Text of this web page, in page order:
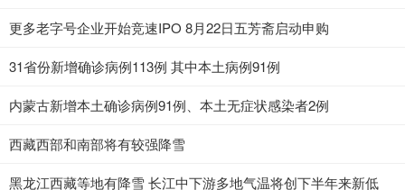
更多老字号企业开始竞速IPO 8月22日五芳斋启动申购
31省份新增确诊病例113例 其中本土病例91例
内蒙古新增本土确诊病例91例、本土无症状感染者2例
西藏西部和南部将有较强降雪
黑龙江西藏等地有降雪 长江中下游多地气温将创下半年来新低